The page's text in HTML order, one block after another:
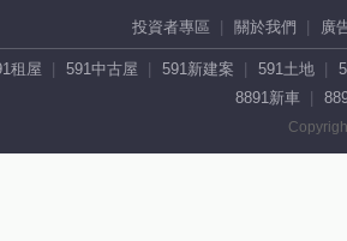
投資者專區 關於我們 廣
租屋 591中古屋 591新建案 591土地
8891新車